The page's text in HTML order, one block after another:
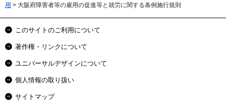
用 > 大阪府障害者等の雇用の促進等と就労に関する条例施行規則
このサイトのご利用について
著作権・リンクについて
ユニバーサルデザインについて
個人情報の取り扱い
サイトマップ